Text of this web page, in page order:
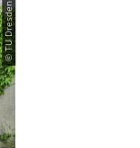
© TU Dresden